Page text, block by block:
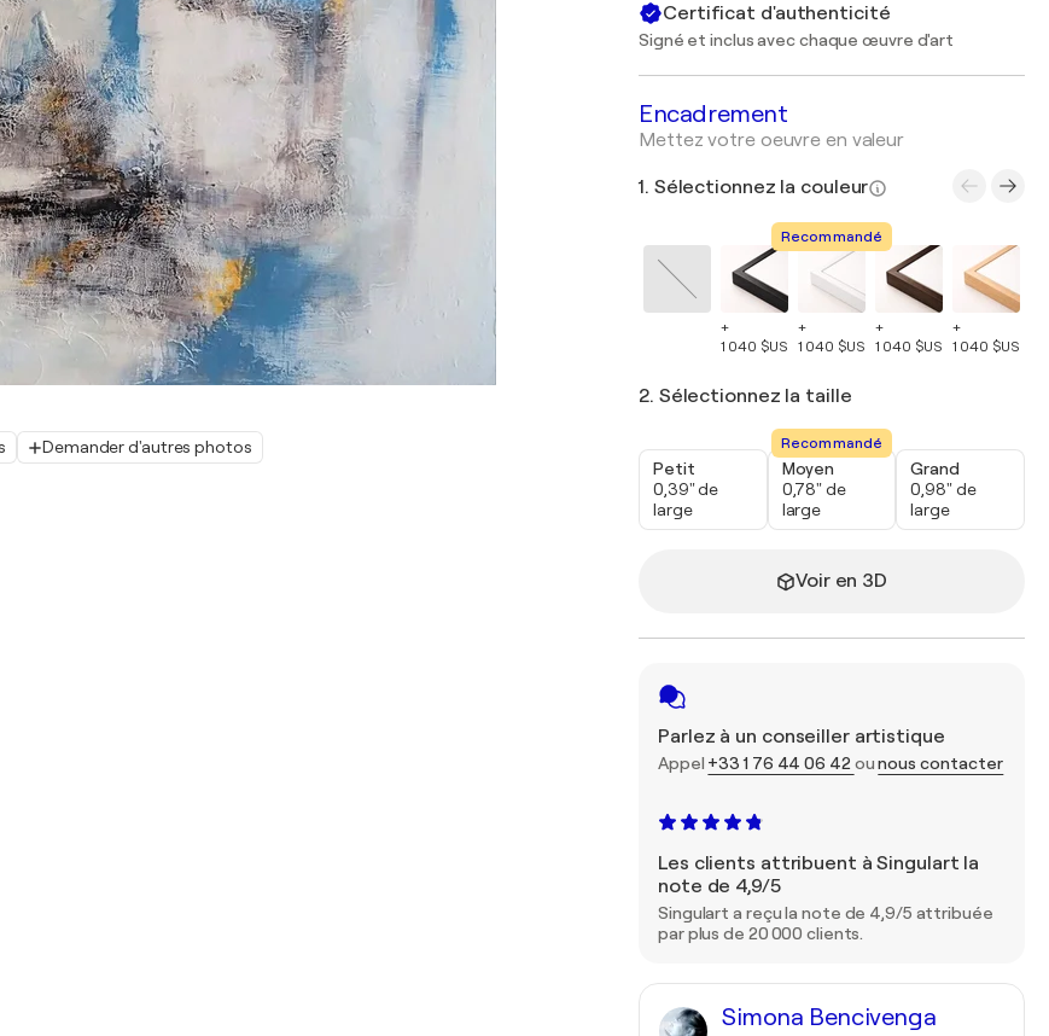
Demander d'autres photos
Certificat d'authenticité
Signé et inclus avec chaque œuvre d'art
Encadrement
Mettez votre oeuvre en valeur
1. Sélectionnez la couleur
+
1 040 $US
Recommandé
+
1 040 $US
+
1 040 $US
+
1 040 $US
2. Sélectionnez la taille
Petit
0,39" de
large
Recommandé
Moyen
0,78" de
large
Grand
0,98" de
large
Voir en 3D
Parlez à un conseiller artistique
Appel +33 1 76 44 06 42 ounous contacter
Les clients attribuent à Singulart la
note de 4,9/5
Singulart a reçu la note de 4,9/5 attribuée
par plus de 20 000 clients.
Simona Bencivenga